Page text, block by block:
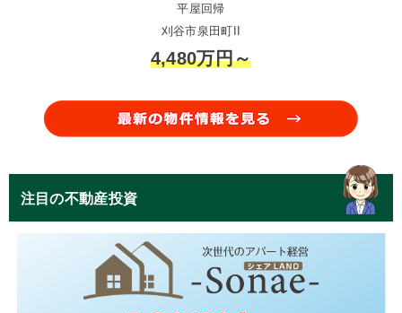
平屋回帰
刈谷市泉田町II
4,480万円～
注目の不動産投資